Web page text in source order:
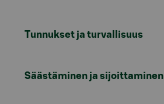
Tunnukset ja turvallisuus
Säästäminen ja sijoittaminen